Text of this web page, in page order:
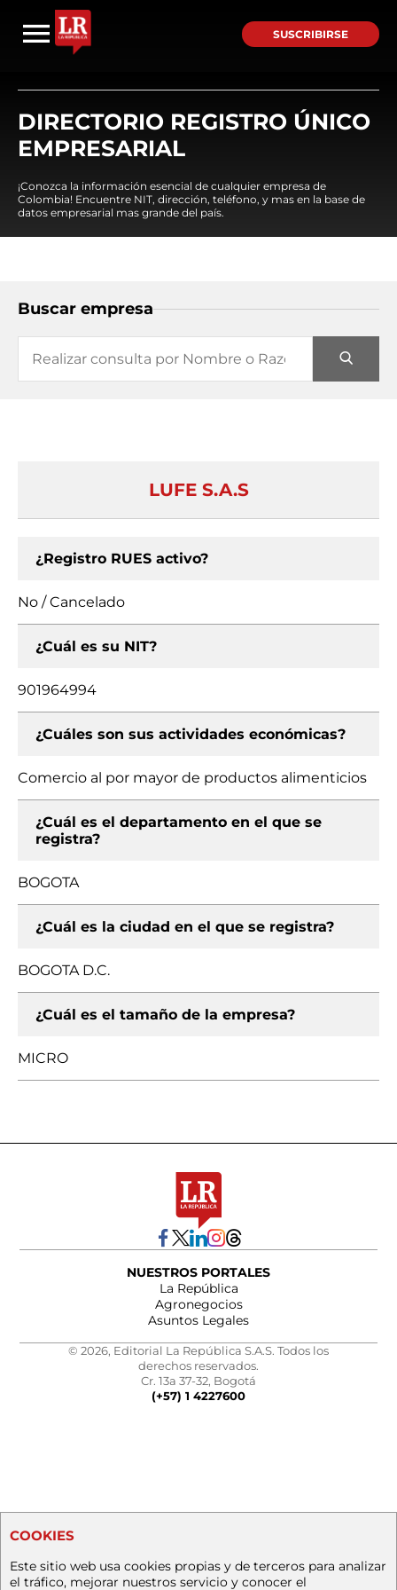
SUSCRIBIRSE
DIRECTORIO REGISTRO ÚNICO
EMPRESARIAL
¡Conozca la información esencial de cualquier empresa de
Colombia! Encuentre NIT, dirección, teléfono, y mas en la base de
datos empresarial mas grande del país.
Buscar empresa
LUFE S.A.S
¿Registro RUES activo?
No / Cancelado
¿Cuál es su NIT?
901964994
¿Cuáles son sus actividades económicas?
Comercio al por mayor de productos alimenticios
¿Cuál es el departamento en el que se
registra?
BOGOTA
¿Cuál es la ciudad en el que se registra?
BOGOTA D.C.
¿Cuál es el tamaño de la empresa?
MICRO
NUESTROS PORTALES
La República
Agronegocios
Asuntos Legales
© 2026, Editorial La República S.A.S. Todos los
derechos reservados.
Cr. 13a 37-32, Bogotá
(+57) 1 4227600
COOKIES
Este sitio web usa cookies propias y de terceros para analizar
el tráfico, mejorar nuestros servicio y conocer el